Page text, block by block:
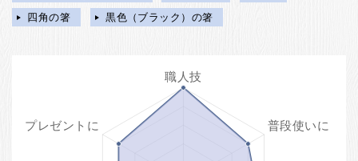
四角の箸
黒色（ブラック）の箸